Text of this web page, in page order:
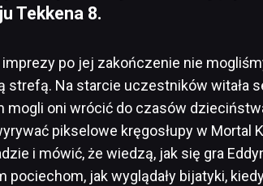
Tekkena 8.
po jej zakończenie nie
strefą. Na starcie uczestników witała
mogli oni wrócić do czasów
pikselowe kręgosłupy w Mortal
i mówić, że wiedzą, jak się gra
jak wyglądały bijatyki, kiedy